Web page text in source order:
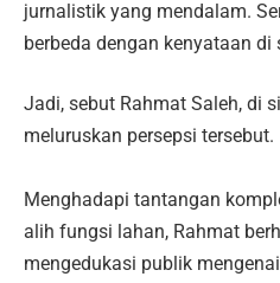
jurnalistik yang mendalam.
berbeda dengan kenyataan di
Jadi, sebut Rahmat Saleh, di
meluruskan persepsi tersebut.
‎​Menghadapi tantangan
alih fungsi lahan, Rahmat
mengedukasi publik